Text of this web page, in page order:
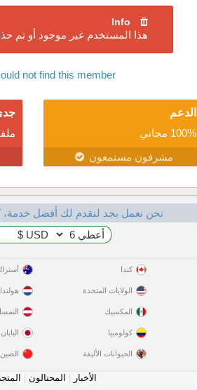
هذا المستخدم غير موجود أو تم
not find this member
الدعم
100% مجاني
مشرفون مستمعون
نحن نعمل بجد لنقدم لك أفضل
كندا
الولايات المتحدة
المكسيك
كولومبيا
الحيوانات الأليفة
هولندا
النمسا
اليابان
الصين
الأخبار المحتالون المتجر